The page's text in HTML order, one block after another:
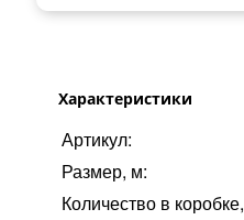
Характеристики
Артикул:
Размер, м:
Количество в